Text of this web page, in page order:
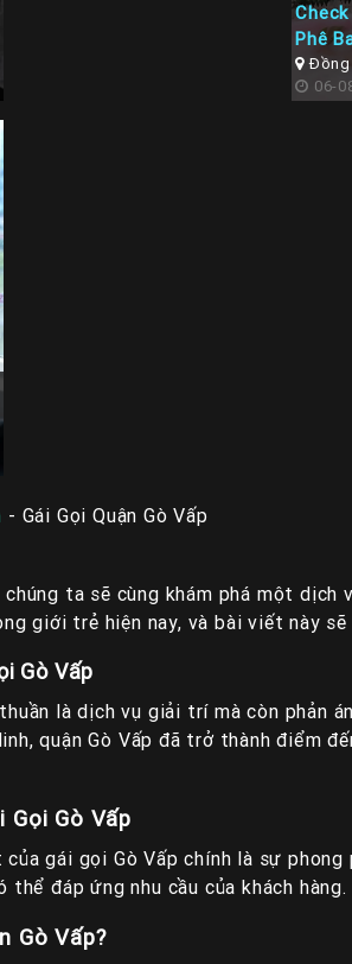
Phê
Đồng
06-
- Gái Gọi Quận Gò Vấp
ta sẽ cùng khám phá một
giới trẻ hiện nay, và bài viết này
Gò Vấp
là dịch vụ giải trí mà còn phản
quận Gò Vấp đã trở thành điểm
Gò Vấp
gái gọi Gò Vấp chính là sự
thể đáp ứng nhu cầu của khách
Gò Vấp?